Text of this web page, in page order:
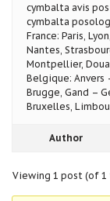
cymbalta avis
cymbalta
France: Paris,
Nantes,
Montpellier,
Belgique: Anvers
Brugge, Gand –
Bruxelles,
Author
Viewing 1 post (of